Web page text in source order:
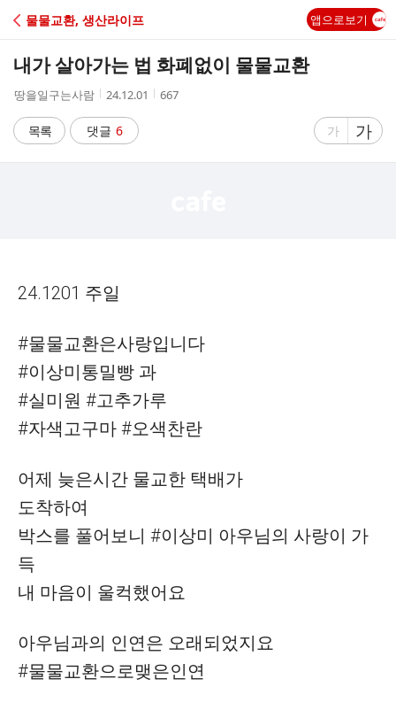
C
A
물물교환, 생산라이프 앱으로보기
내가 살아가는 법 화폐없이 물물교환
작
자
땅을일구는사람
작
시
간
24.12.01
조
667
목록 댓글 6
글
가
글
자
가
24.1201 주일
#물물교환은사랑입니다
#이상미통밀빵 과
#실미원 #고추가루
#자색고구마 #오색찬란
어제 늦은시간 물교한 택배가
도착하여
박스를 풀어보니 #이상미 아우님의 사랑이 가
득
내 마음이 울컥했어요
아우님과의 인연은 오래되었지요
#물물교환으로맺은인연